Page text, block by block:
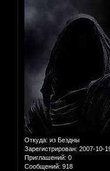
Откуда: из Бездны
Зарегистрирован: 2007-10-
Приглашений: 0
Сообщений: 918